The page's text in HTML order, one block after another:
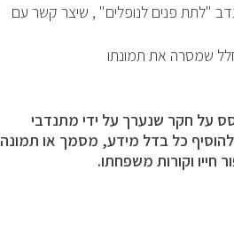
"לתת פנים לנופלים" , שיצר קשר עם
שמסרה את תמונתו
על חקר שנערך על ידי מתנדבי
כל בדל מידע, מסמך או תמונה
חייו וקורות משפחתו.